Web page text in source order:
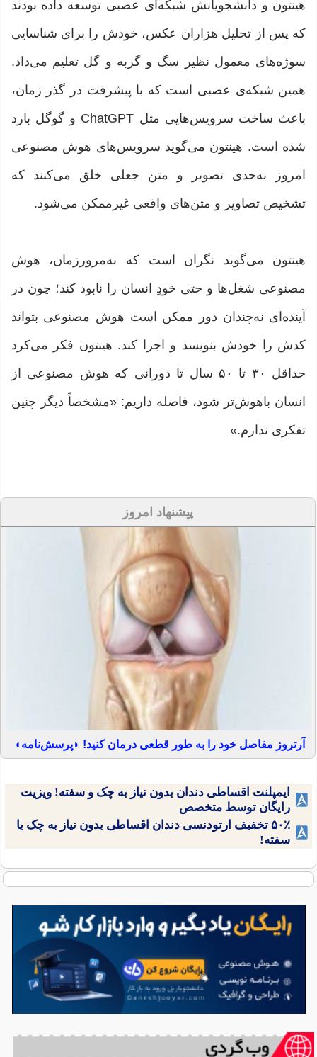
هینتون و دانشجویانش شبکه‌ای عصبی توسعه داده بودند
که پس از تحلیل هزاران عکس، خودش را برای شناسایی
سوژه‌های معمول نظیر سگ و گربه و گل تعلیم می‌داد.
همین شبکه‌ی عصبی است که با پیشرفت در گذر زمان،
باعث ساخت سرویس‌هایی مثل ChatGPT و گوگل بارد
شده است. هینتون می‌گوید سرویس‌های هوش مصنوعی
امروز به‌حدی تصویر و متن جعلی خلق می‌کنند که
تشخیص تصاویر و متن‌های واقعی غیرممکن می‌شود.
هینتون می‌گوید نگران است که به‌مرورزمان، هوش
مصنوعی شغل‌ها و حتی خودِ انسان را نابود کند؛ چون در
آینده‌ای نه‌چندان دور ممکن است هوش مصنوعی بتواند
کدش را خودش بنویسد و اجرا کند. هینتون فکر می‌کرد
حداقل ۳۰ تا ۵۰ سال تا دورانی که هوش مصنوعی از
انسان باهوش‌تر شود، فاصله داریم: «مشخصاً دیگر چنین
تفکری ندارم.»
پیشنهاد امروز
آرتروز مفاصل خود را به طور قطعی درمان کنید! ◗پرسش‌نامه◖
ایمپلنت اقساطی دندان بدون نیاز به چک و سفته! ویزیت
رایگان توسط متخصص
۵۰٪ تخفیف ارتودنسی دندان اقساطی بدون نیاز به چک یا
سفته!